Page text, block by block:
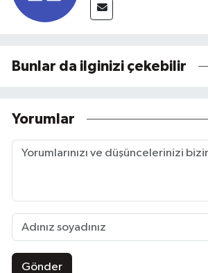
Bunlar da ilginizi çekebilir
Yorumlar
Gönder